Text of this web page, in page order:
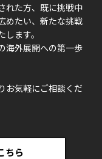
れた方、既に挑戦中
めたい、新たな挑戦
ます。
海外展開への第一歩
お気軽にご相談くだ
ちら